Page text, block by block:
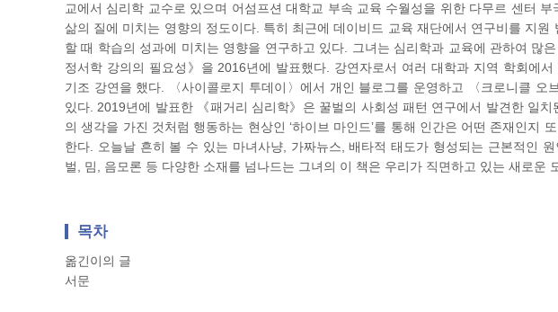
교에서 심리학 교수로 있으며 어섬프션 대학교 부속 교육 수월성을 위한 다무르 센터
삶의 질에 미치는 영향의 정도이다. 특히 최근에 데이비드 교육 재단에서 연구비를 지
할 때 학습의 성과에 미치는 영향을 연구하고 있다. 그녀는 심리학과 교육에 관하여 많
정서학 강의의 필요성》을 2016년에 발표했다. 강연자로서 여러 대학과 지역 학회에
기조 강연을 했다. 〈사이콜로지 투데이〉에서 개인 블로그를 운영하고 〈크로니클 오
있다. 2019년에 발표한 《패거리 심리학》은 꿀벌의 사회성 패턴 연구에서 발견한 일
의 생각을 가진 것처럼 행동하는 현상인 ‘하이브 마인드’를 통해 인간은 어떤 존재인지
한다. 오늘날 흔히 볼 수 있는 마녀사냥, 가짜뉴스, 배타적 태도가 형성되는 근본적인
벌, 밈, 음모론 등 다양한 소재를 넘나드는 그녀의 이 책은 우리가 직면하고 있는 새로운
목차
옮긴이의 글
서문